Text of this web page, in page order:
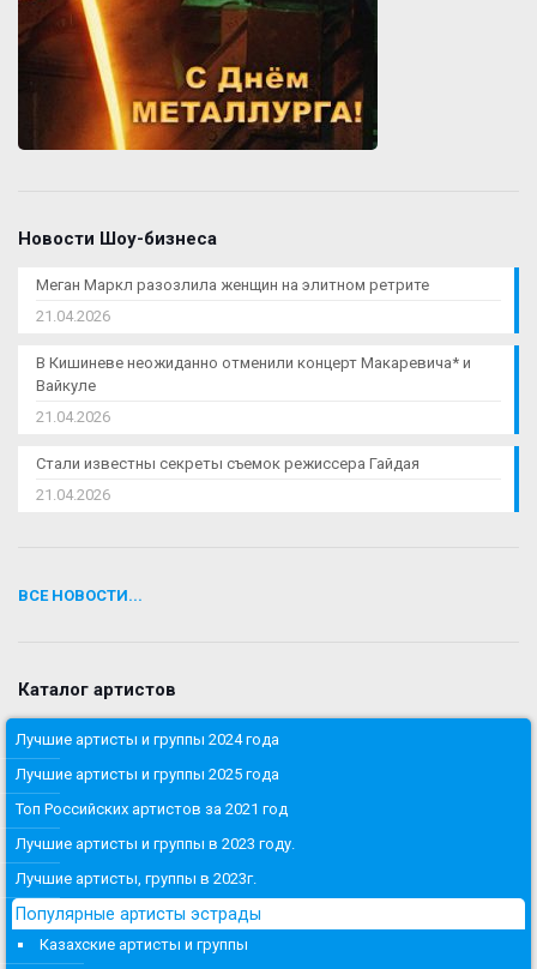
Новости Шоу-бизнеса
Меган Маркл разозлила женщин на элитном ретрите
21.04.2026
В Кишиневе неожиданно отменили концерт Макаревича* и
Вайкуле
21.04.2026
Стали известны секреты съемок режиссера Гайдая
21.04.2026
ВСЕ НОВОСТИ...
Каталог артистов
Лучшие артисты и группы 2024 года
Лучшие артисты и группы 2025 года
Топ Российских артистов за 2021 год
Лучшие артисты и группы в 2023 году.
Лучшие артисты, группы в 2023г.
Популярные артисты эстрады
Казахские артисты и группы